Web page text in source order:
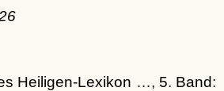
Heiligen-Lexikon …, 5. Band: